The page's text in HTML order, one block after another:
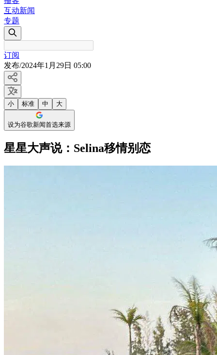
互动新闻
专题
订阅
发布/2024年1月29日 05:00
小 标准 中 大
设为谷歌新闻首选来源
星星大声说：Selina移情别恋